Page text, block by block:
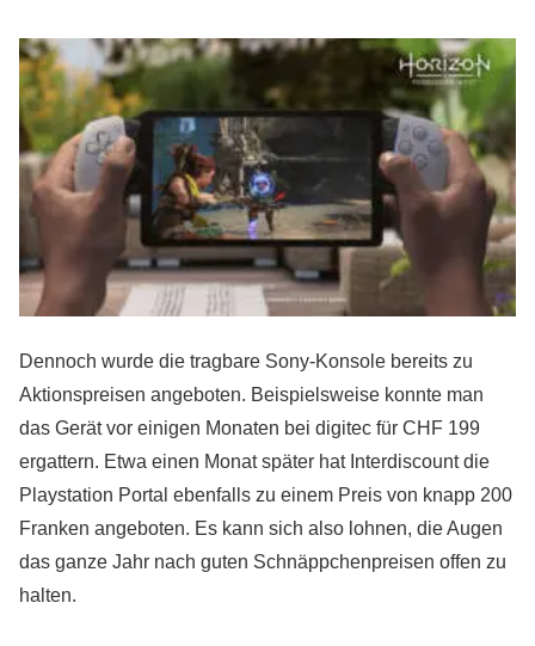
Dennoch wurde die tragbare Sony-Konsole bereits zu
Aktionspreisen angeboten. Beispielsweise konnte man
das Gerät vor einigen Monaten bei digitec für CHF 199
ergattern. Etwa einen Monat später hat Interdiscount die
Playstation Portal ebenfalls zu einem Preis von knapp 200
Franken angeboten. Es kann sich also lohnen, die Augen
das ganze Jahr nach guten Schnäppchenpreisen offen zu
halten.